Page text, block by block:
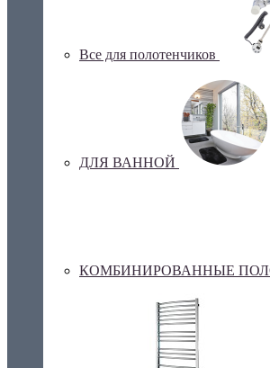
Все для полотенчиков
ДЛЯ ВАННОЙ
КОМБИНИРОВАННЫЕ